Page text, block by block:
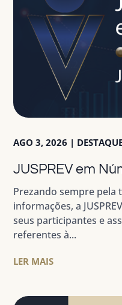
JUSPREV em
AGO 3, 2026 |
Prezando sempre pela
informações, a
seus participantes e
referentes à...
LER MAIS